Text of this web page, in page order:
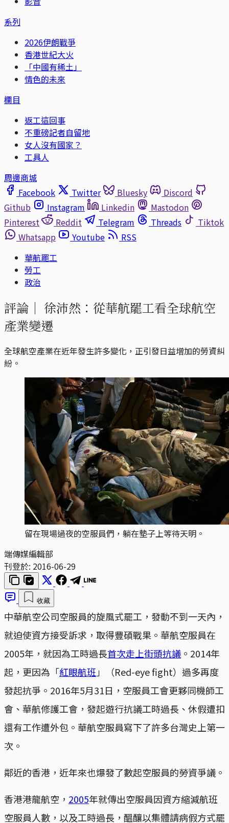
系列
2026伊朗戰爭
香港世紀大火
「中國有稀土」
情色的未來
欄目
返工這回事
不重磅記者自留地
女人沒有國家？
工具人
周邊商城
Facebook
Twitter Bluesky
Discord
Github
Instagram Linkedin
Mastodon
Pinterest
Reddit Telegram Threads
Tiktok
Whatsapp
Youtube
RSS
華航罷工
勞工
政治
評論｜ 徐沛然：從華航罷工看全球航空
產業變遷
全球航空產業在近年發生許多變化，正引發日益增加的勞資糾
紛。
留在現場過夜的空服員們，躺在墊子上等待天明。
端傳媒編輯部
刊登於: 2016-06-29
收藏
中華航空公司空服員的旋風式罷工，發動不到一天內，
就迫使資方接受訴求，取得豐碩戰果。華航空服員在
2005年，就因為工時過長首次走上街頭抗議 。2014年
起，更因為「紅眼航班 」（Red-eye fight）過多再度
發起抗爭。2016年5月31日，空服員工會更夥同機師工
會、華航修護工會，發起遊行抗議工時過長、休假遭扣
還有工作遭外包。華航空服員寫下了許多台灣史上第一
次。
鄰近的香港，近年來也爆發了數起空服員的勞資爭議。
香港港龍航空， 2005年就傳出空服員因資方縮減航班
空服員人數，以及工時過長，醞釀以集體請病假方式罷